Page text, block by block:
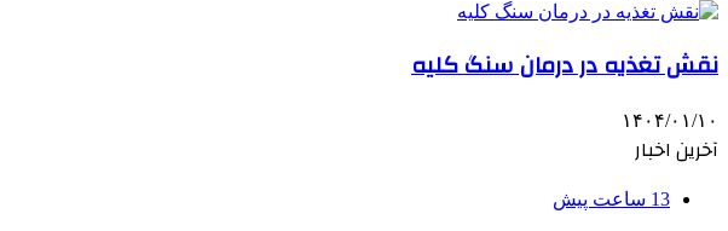
نقش تغذیه در درمان سنگ کلیه
۱۴۰۴/۰۱/۱۰
آخرین اخبار
13 ساعت پیش